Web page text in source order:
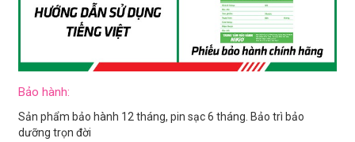
Bảo hành:
Sản phẩm bảo hành 12 tháng, pin sạc 6 tháng. Bảo trì bảo
dưỡng trọn đời